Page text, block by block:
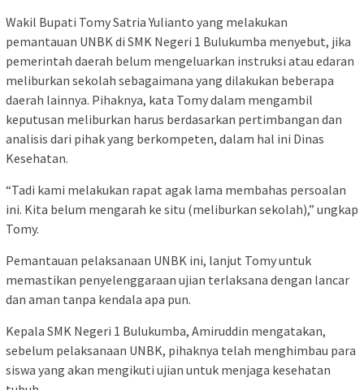
Wakil Bupati Tomy Satria Yulianto yang melakukan
pemantauan UNBK di SMK Negeri 1 Bulukumba menyebut, jika
pemerintah daerah belum mengeluarkan instruksi atau edaran
meliburkan sekolah sebagaimana yang dilakukan beberapa
daerah lainnya. Pihaknya, kata Tomy dalam mengambil
keputusan meliburkan harus berdasarkan pertimbangan dan
analisis dari pihak yang berkompeten, dalam hal ini Dinas
Kesehatan.
“Tadi kami melakukan rapat agak lama membahas persoalan
ini. Kita belum mengarah ke situ (meliburkan sekolah),” ungkap
Tomy.
Pemantauan pelaksanaan UNBK ini, lanjut Tomy untuk
memastikan penyelenggaraan ujian terlaksana dengan lancar
dan aman tanpa kendala apa pun.
Kepala SMK Negeri 1 Bulukumba, Amiruddin mengatakan,
sebelum pelaksanaan UNBK, pihaknya telah menghimbau para
siswa yang akan mengikuti ujian untuk menjaga kesehatan